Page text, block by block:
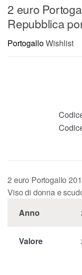
2 euro
Repubblica
PortogalloWishlist
2 euro Portogallo
Viso di donna e
Anno
Valore